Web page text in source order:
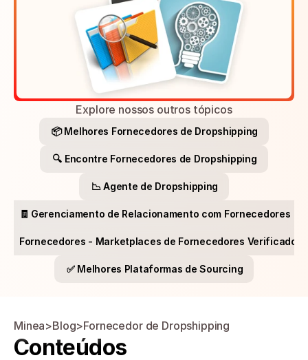
Explore nossos outros tópicos
📦 Melhores Fornecedores de Dropshipping
🔍 Encontre Fornecedores de Dropshipping
📉 Agente de Dropshipping
🧾 Gerenciamento de Relacionamento com Fornecedores
📱 Fornecedores - Marketplaces de Fornecedores Verificados
✅ Melhores Plataformas de Sourcing
Minea>Blog>Fornecedor de Dropshipping
Conteúdos